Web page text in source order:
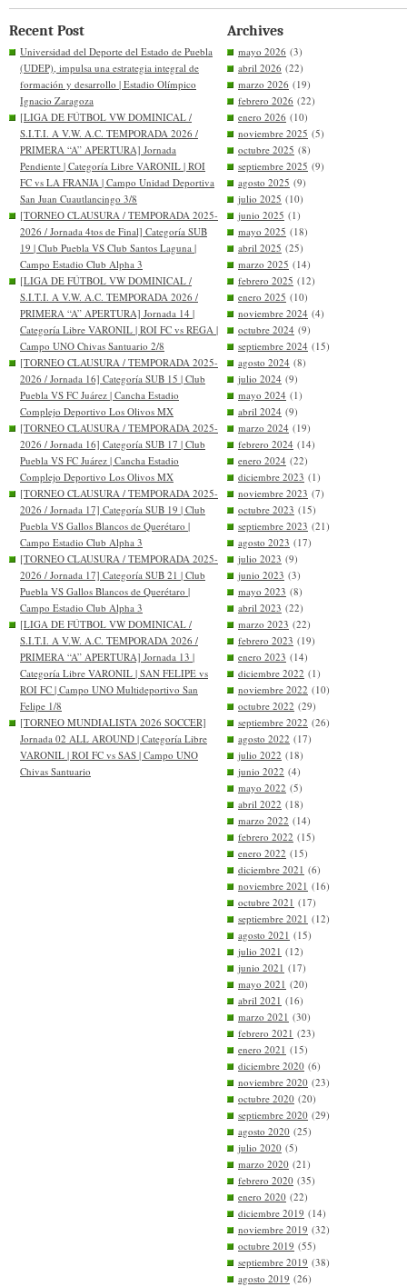
Recent Post
Universidad del Deporte del Estado de Puebla
(UDEP), impulsa una estrategia integral de
formación y desarrollo | Estadio Olímpico
Ignacio Zaragoza
[LIGA DE FÚTBOL VW DOMINICAL /
S.I.T.I. A V.W. A.C. TEMPORADA 2026 /
PRIMERA “A” APERTURA] Jornada
Pendiente | Categoría Libre VARONIL | ROI
FC vs LA FRANJA | Campo Unidad Deportiva
San Juan Cuautlancingo 3/8
[TORNEO CLAUSURA / TEMPORADA 2025-
2026 / Jornada 4tos de Final] Categoría SUB
19 | Club Puebla VS Club Santos Laguna |
Campo Estadio Club Alpha 3
[LIGA DE FÚTBOL VW DOMINICAL /
S.I.T.I. A V.W. A.C. TEMPORADA 2026 /
PRIMERA “A” APERTURA] Jornada 14 |
Categoría Libre VARONIL | ROI FC vs REGA |
Campo UNO Chivas Santuario 2/8
[TORNEO CLAUSURA / TEMPORADA 2025-
2026 / Jornada 16] Categoría SUB 15 | Club
Puebla VS FC Juárez | Cancha Estadio
Complejo Deportivo Los Olivos MX
[TORNEO CLAUSURA / TEMPORADA 2025-
2026 / Jornada 16] Categoría SUB 17 | Club
Puebla VS FC Juárez | Cancha Estadio
Complejo Deportivo Los Olivos MX
[TORNEO CLAUSURA / TEMPORADA 2025-
2026 / Jornada 17] Categoría SUB 19 | Club
Puebla VS Gallos Blancos de Querétaro |
Campo Estadio Club Alpha 3
[TORNEO CLAUSURA / TEMPORADA 2025-
2026 / Jornada 17] Categoría SUB 21 | Club
Puebla VS Gallos Blancos de Querétaro |
Campo Estadio Club Alpha 3
[LIGA DE FÚTBOL VW DOMINICAL /
S.I.T.I. A V.W. A.C. TEMPORADA 2026 /
PRIMERA “A” APERTURA] Jornada 13 |
Categoría Libre VARONIL | SAN FELIPE vs
ROI FC | Campo UNO Multideportivo San
Felipe 1/8
[TORNEO MUNDIALISTA 2026 SOCCER]
Jornada 02 ALL AROUND | Categoría Libre
VARONIL | ROI FC vs SAS | Campo UNO
Chivas Santuario
Archives
mayo 2026 (3)
abril 2026 (22)
marzo 2026 (19)
febrero 2026 (22)
enero 2026 (10)
noviembre 2025 (5)
octubre 2025 (8)
septiembre 2025 (9)
agosto 2025 (9)
julio 2025 (10)
junio 2025 (1)
mayo 2025 (18)
abril 2025 (25)
marzo 2025 (14)
febrero 2025 (12)
enero 2025 (10)
noviembre 2024 (4)
octubre 2024 (9)
septiembre 2024 (15)
agosto 2024 (8)
julio 2024 (9)
mayo 2024 (1)
abril 2024 (9)
marzo 2024 (19)
febrero 2024 (14)
enero 2024 (22)
diciembre 2023 (1)
noviembre 2023 (7)
octubre 2023 (15)
septiembre 2023 (21)
agosto 2023 (17)
julio 2023 (9)
junio 2023 (3)
mayo 2023 (8)
abril 2023 (22)
marzo 2023 (22)
febrero 2023 (19)
enero 2023 (14)
diciembre 2022 (1)
noviembre 2022 (10)
octubre 2022 (29)
septiembre 2022 (26)
agosto 2022 (17)
julio 2022 (18)
junio 2022 (4)
mayo 2022 (5)
abril 2022 (18)
marzo 2022 (14)
febrero 2022 (15)
enero 2022 (15)
diciembre 2021 (6)
noviembre 2021 (16)
octubre 2021 (17)
septiembre 2021 (12)
agosto 2021 (15)
julio 2021 (12)
junio 2021 (17)
mayo 2021 (20)
abril 2021 (16)
marzo 2021 (30)
febrero 2021 (23)
enero 2021 (15)
diciembre 2020 (6)
noviembre 2020 (23)
octubre 2020 (20)
septiembre 2020 (29)
agosto 2020 (25)
julio 2020 (5)
marzo 2020 (21)
febrero 2020 (35)
enero 2020 (22)
diciembre 2019 (14)
noviembre 2019 (32)
octubre 2019 (55)
septiembre 2019 (38)
agosto 2019 (26)